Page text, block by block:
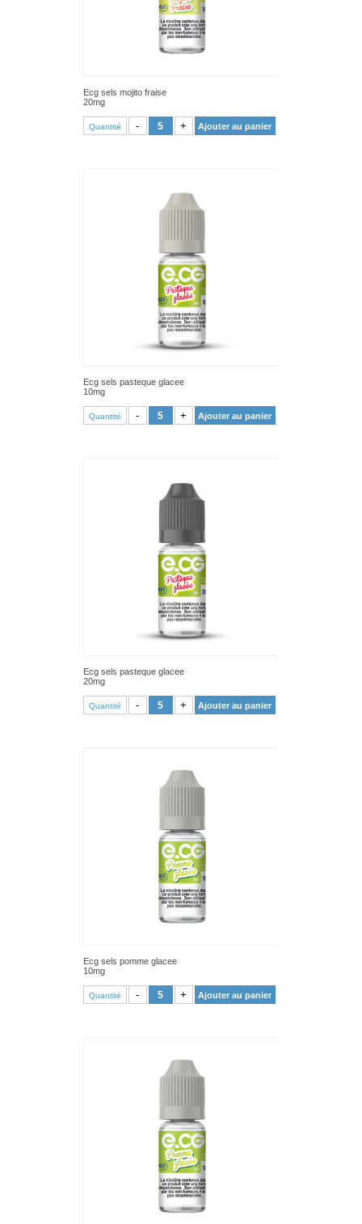
Ecg sels mojito fraise
20mg
Quantité - + Ajouter au panier
Ecg sels pasteque glacee
10mg
Quantité - + Ajouter au panier
Ecg sels pasteque glacee
20mg
Quantité - + Ajouter au panier
Ecg sels pomme glacee
10mg
Quantité - + Ajouter au panier